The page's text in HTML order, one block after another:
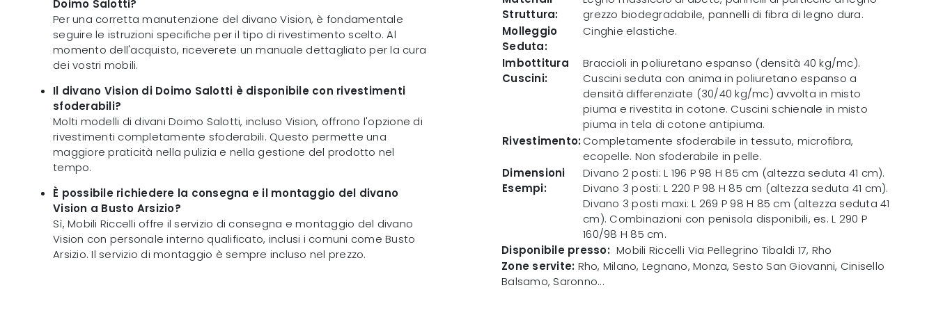
Doimo Salotti?
Per una corretta manutenzione del divano Vision, è fondamentale
seguire le istruzioni specifiche per il tipo di rivestimento scelto. Al
momento dell'acquisto, riceverete un manuale dettagliato per la cura
dei vostri mobili.
Il divano Vision di Doimo Salotti è disponibile con rivestimenti
sfoderabili?
Molti modelli di divani Doimo Salotti, incluso Vision, offrono l'opzione di
rivestimenti completamente sfoderabili. Questo permette una
maggiore praticità nella pulizia e nella gestione del prodotto nel
tempo.
È possibile richiedere la consegna e il montaggio del divano
Vision a Busto Arsizio?
Sì, Mobili Riccelli offre il servizio di consegna e montaggio del divano
Vision con personale interno qualificato, inclusi i comuni come Busto
Arsizio. Il servizio di montaggio è sempre incluso nel prezzo.
Struttura:
grezzo biodegradabile, pannelli di fibra di legno dura.
Molleggio
Seduta:
Cinghie elastiche.
Imbottitura
Cuscini:
Braccioli in poliuretano espanso (densità 40 kg/mc).
Cuscini seduta con anima in poliuretano espanso a
densità differenziate (30/40 kg/mc) avvolta in misto
piuma e rivestita in cotone. Cuscini schienale in misto
piuma in tela di cotone antipiuma.
Rivestimento:Completamente sfoderabile in tessuto, microfibra,
ecopelle. Non sfoderabile in pelle.
Dimensioni
Esempi:
Divano 2 posti: L 196 P 98 H 85 cm (altezza seduta 41 cm).
Divano 3 posti: L 220 P 98 H 85 cm (altezza seduta 41 cm).
Divano 3 posti maxi: L 269 P 98 H 85 cm (altezza seduta 41
cm). Combinazioni con penisola disponibili, es. L 290 P
160/98 H 85 cm.
Disponibile presso: Mobili Riccelli Via Pellegrino Tibaldi 17, Rho
Zone servite: Rho, Milano, Legnano, Monza, Sesto San Giovanni, Cinisello
Balsamo, Saronno...